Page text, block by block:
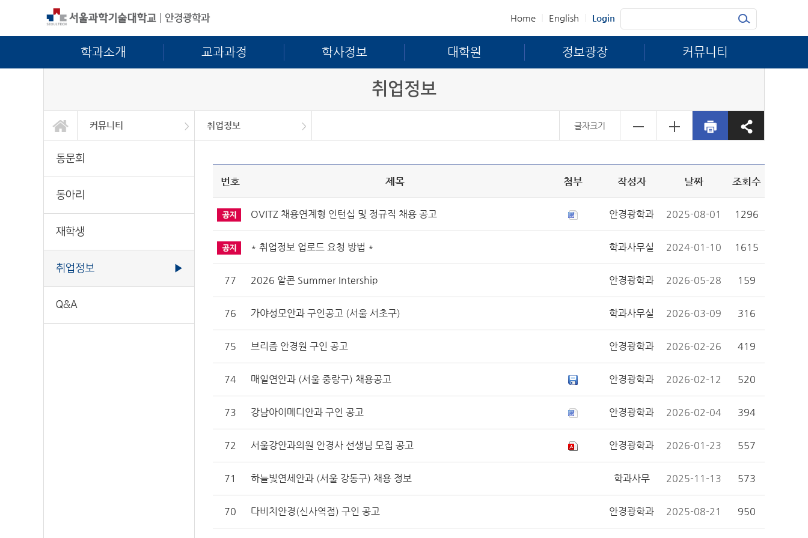
안경광학과 Home English Login
학과소개 교과과정 학사정보 대학원 정보광장 커뮤니티
취업정보
커뮤니티
학과소개
교과과정
학사정보
대학원
정보광장
커뮤니티
취업정보
동문회
동아리
재학생
취업정보
Q&A
글자크기
동문회
동아리
재학생
취업정보 ▶
Q&A
번호 제목 첨부 작성자 날짜 조회수
OVITZ 채용연계형 인턴십 및 정규직 채용 공고 안경광학과 2025-08-01 1296
* 취업정보 업로드 요청 방법 * 학과사무실 2024-01-10 1615
77 2026 알콘 Summer Intership 안경광학과 2026-05-28 159
76 가야성모안과 구인공고 (서울 서초구) 학과사무실 2026-03-09 316
75 브리즘 안경원 구인 공고 안경광학과 2026-02-26 419
74 매일연안과 (서울 중랑구) 채용공고 안경광학과 2026-02-12 520
73 강남아이메디안과 구인 공고 안경광학과 2026-02-04 394
72 서울강안과의원 안경사 선생님 모집 공고 안경광학과 2026-01-23 557
71 하늘빛연세안과 (서울 강동구) 채용 정보 학과사무 2025-11-13 573
70 다비치안경(신사역점) 구인 공고 안경광학과 2025-08-21 950